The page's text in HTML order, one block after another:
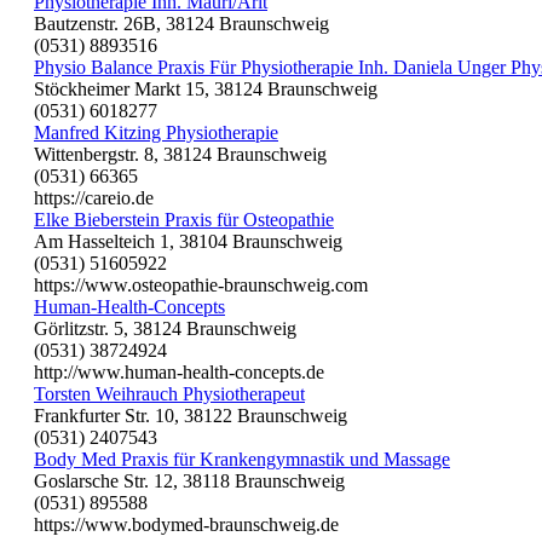
Bautzenstr. 26B, 38124 Braunschweig
(0531) 8893516
Physio Balance Praxis Für Physiotherapie Inh. Daniela Unger
Stöckheimer Markt 15, 38124 Braunschweig
(0531) 6018277
Manfred Kitzing Physiotherapie
Wittenbergstr. 8, 38124 Braunschweig
(0531) 66365
https://careio.de
Elke Bieberstein Praxis für Osteopathie
Am Hasselteich 1, 38104 Braunschweig
(0531) 51605922
https://www.osteopathie-braunschweig.com
Human-Health-Concepts
Görlitzstr. 5, 38124 Braunschweig
(0531) 38724924
http://www.human-health-concepts.de
Torsten Weihrauch Physiotherapeut
Frankfurter Str. 10, 38122 Braunschweig
(0531) 2407543
Body Med Praxis für Krankengymnastik und Massage
Goslarsche Str. 12, 38118 Braunschweig
(0531) 895588
https://www.bodymed-braunschweig.de